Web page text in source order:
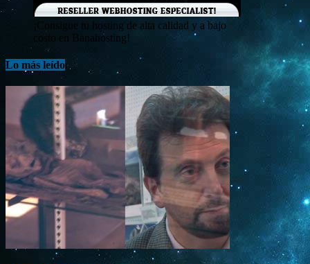
¡Consigue tu hosting de alta calidad y a bajo
costo en Banahosting!
Lo más leído